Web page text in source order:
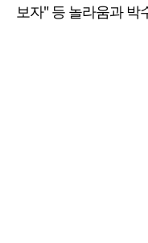
보자" 등 놀라움과 박